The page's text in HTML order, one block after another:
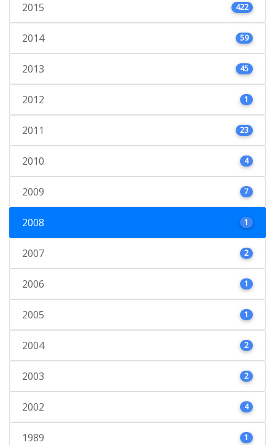
2015 422
2014 59
2013 45
2012 1
2011 23
2010 4
2009 7
2008 1
2007 2
2006 1
2005 1
2004 2
2003 2
2002 4
1989 1